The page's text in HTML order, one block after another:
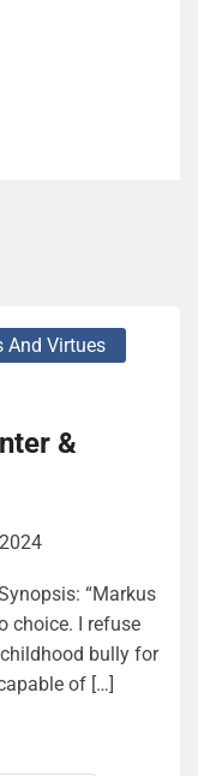
And Virtues
&
“Markus
choice. I refuse
bully for
of […]